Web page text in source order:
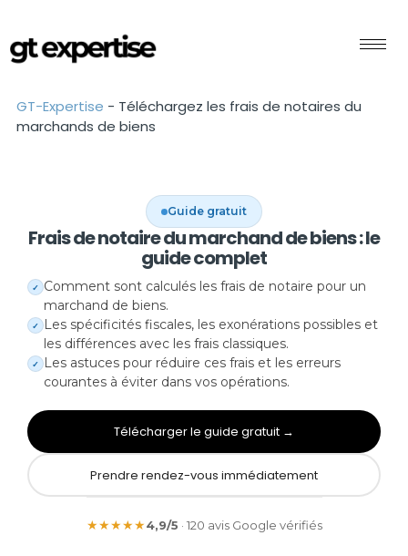
GT-Expertise - Téléchargez les frais de notaires du
marchands de biens
Guide gratuit
Frais de notaire du marchand de biens : le
guide complet
✓
Comment sont calculés les frais de notaire pour un
marchand de biens.
✓
Les spécificités fiscales, les exonérations possibles et
les différences avec les frais classiques.
✓
Les astuces pour réduire ces frais et les erreurs
courantes à éviter dans vos opérations.
Télécharger le guide gratuit →
Prendre rendez-vous immédiatement
★★★★★4,9/5 · 120 avis Google vérifiés